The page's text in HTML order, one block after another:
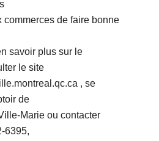
commerces de faire bonne
savoir plus sur le
le site
, se
de
Marie ou contacter
6395,